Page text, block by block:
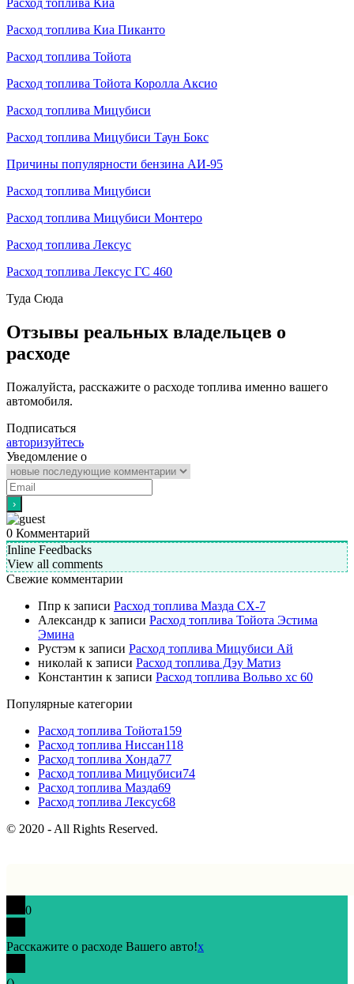
Расход топлива Киа
Расход топлива Киа Пиканто
Расход топлива Тойота
Расход топлива Тойота Королла Аксио
Расход топлива Мицубиси
Расход топлива Мицубиси Таун Бокс
Причины популярности бензина АИ-95
Расход топлива Мицубиси
Расход топлива Мицубиси Монтеро
Расход топлива Лексус
Расход топлива Лексус ГС 460
Туда Сюда
Отзывы реальных владельцев о
расходе
Пожалуйста, расскажите о расходе топлива именно вашего
автомобиля.
Подписаться
авторизуйтесь
Уведомление о
0 Комментарий
Inline Feedbacks
View all comments
Свежие комментарии
Ппр к записи Расход топлива Мазда СХ-7
Александр к записи Расход топлива Тойота Эстима
Эмина
Рустэм к записи Расход топлива Мицубиси Ай
николай к записи Расход топлива Дэу Матиз
Константин к записи Расход топлива Вольво хс 60
Популярные категории
Расход топлива Тойота159
Расход топлива Ниссан118
Расход топлива Хонда77
Расход топлива Мицубиси74
Расход топлива Мазда69
Расход топлива Лексус68
© 2020 - All Rights Reserved.
0
Расскажите о расходе Вашего авто!x